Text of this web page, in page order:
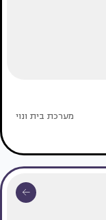
מערכת בית ונוי